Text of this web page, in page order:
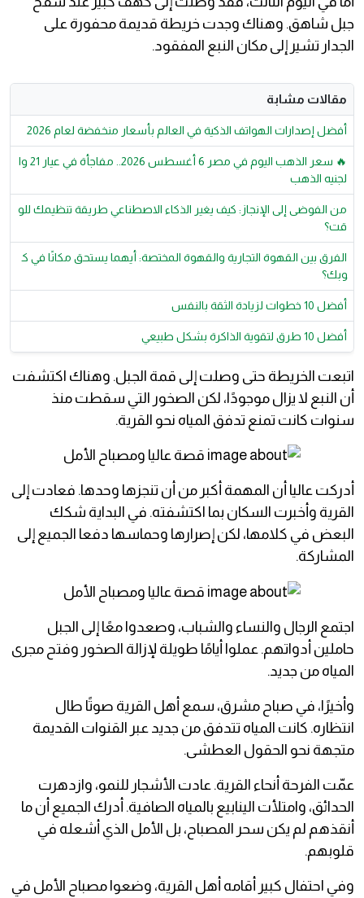
جبل شاهق. وهناك وجدت خريطة قديمة محفورة على
الجدار تشير إلى مكان النبع المفقود.
مقالات مشابة
أفضل إصدارات الهواتف الذكية في العالم بأسعار منخفضة لعام 2026
🔥 سعر الذهب اليوم في مصر 6 أغسطس 2026.. مفاجأة في عيار 21 وا
لجنيه الذهب
من الفوضى إلى الإنجاز: كيف يغير الذكاء الاصطناعي طريقة تنظيمك للو
قت؟
الفرق بين القهوة التجارية والقهوة المختصة: أيهما يستحق مكانًا في ك
وبك؟
أفضل 10 خطوات لزيادة الثقة بالنفس
أفضل 10 طرق لتقوية الذاكرة بشكل طبيعي
اتبعت الخريطة حتى وصلت إلى قمة الجبل. وهناك اكتشفت
أن النبع لا يزال موجودًا، لكن الصخور التي سقطت منذ
سنوات كانت تمنع تدفق المياه نحو القرية.
أدركت عاليا أن المهمة أكبر من أن تنجزها وحدها. فعادت إلى
القرية وأخبرت السكان بما اكتشفته. في البداية شكك
البعض في كلامها، لكن إصرارها وحماسها دفعا الجميع إلى
المشاركة.
اجتمع الرجال والنساء والشباب، وصعدوا معًا إلى الجبل
حاملين أدواتهم. عملوا أيامًا طويلة لإزالة الصخور وفتح مجرى
المياه من جديد.
وأخيرًا، في صباح مشرق، سمع أهل القرية صوتًا طال
انتظاره. كانت المياه تتدفق من جديد عبر القنوات القديمة
متجهة نحو الحقول العطشى.
عمّت الفرحة أنحاء القرية. عادت الأشجار للنمو، وازدهرت
الحدائق، وامتلأت الينابيع بالمياه الصافية. أدرك الجميع أن ما
أنقذهم لم يكن سحر المصباح، بل الأمل الذي أشعله في
قلوبهم.
وفي احتفال كبير أقامه أهل القرية، وضعوا مصباح الأمل في